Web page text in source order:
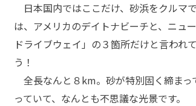
日本国内ではここだけ、砂浜をクルマ
は、アメリカのデイトナビーチと、ニュ
ドライブウェイ」の３箇所だけと言われ
う！
全長なんと８km。砂が特別固く締ま
っていて、なんとも不思議な光景です。